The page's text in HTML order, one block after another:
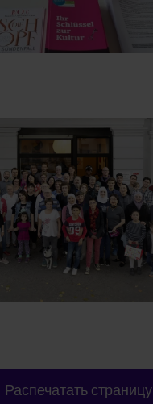
Распечатать страницу